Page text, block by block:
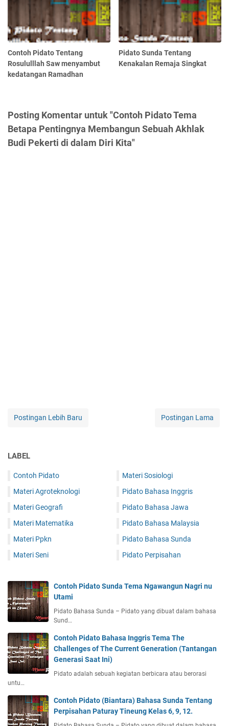
Contoh Pidato Tentang
Rosululllah Saw menyambut
kedatangan Ramadhan
Pidato Sunda Tentang
Kenakalan Remaja Singkat
Posting Komentar untuk "Contoh Pidato Tema
Betapa Pentingnya Membangun Sebuah Akhlak
Budi Pekerti di dalam Diri Kita"
Postingan Lebih Baru Postingan Lama
LABEL
Contoh Pidato
Materi Agroteknologi
Materi Geografi
Materi Matematika
Materi Ppkn
Materi Seni
Materi Sosiologi
Pidato Bahasa Inggris
Pidato Bahasa Jawa
Pidato Bahasa Malaysia
Pidato Bahasa Sunda
Pidato Perpisahan
Contoh Pidato Sunda Tema Ngawangun Nagri nu
Utami
Pidato Bahasa Sunda – Pidato yang dibuat dalam bahasa
Sund…
Contoh Pidato Bahasa Inggris Tema The
Challenges of The Current Generation (Tantangan
Generasi Saat Ini)
Pidato adalah sebuah kegiatan berbicara atau berorasi
untu…
Contoh Pidato (Biantara) Bahasa Sunda Tentang
Perpisahan Paturay Tineung Kelas 6, 9, 12.